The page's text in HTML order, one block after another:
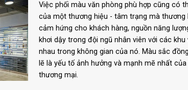
Việc phối màu văn phòng phù hợp cũng có
của một thương hiệu - tâm trạng mà thương
cảm hứng cho khách hàng, nguồn năng
khơi dậy trong đội ngũ nhân viên với các
nhau trong không gian của nó. Màu sắc
lẽ là yếu tố ảnh hưởng và mạnh mẽ nhất
thương mại.